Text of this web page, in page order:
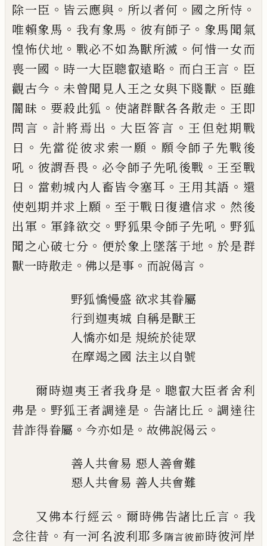
除一臣 。 皆云應與 。 所以者何 。 國之所恃 。
唯賴象馬 。 我有象馬 。 彼有師子 。 象馬聞氣
惶怖伏地 。 戰必不如為獸所滅 。何惜一女而
喪一國 。 時一大臣聰叡遠略 。 而白王言 。 臣
觀古今 。 未曾聞見人王之女與下賤獸 。 臣雖
闇昧 。 要殺此狐 。 使諸群獸各各散走 。 王即
問言 。 計將焉出 。 大臣答言 。 王但尅期戰
日 。 先當從彼求索一願 。 願令師子先戰後
吼 。 彼謂吾畏 。 必令師子先吼後戰 。 王至戰
日 。 當勅城內人畜皆令塞耳 。 王用其語 。 還
使剋期并求上願 。 至于戰日復遣信求 。 然後
出軍 。 軍鋒欲交 。 野狐果令師子先吼 。 野狐
聞之心破七分 。 便於象上墜落于地 。 於是群
獸一時散走 。 佛以是事 。 而說偈言 。
野狐憍慢盛 欲求其眷屬
行到迦夷城 自稱是獸王
人憍亦如是 規統於徒眾
在摩竭之國 法主以自號
爾時迦夷王者我身是 。聰叡大臣者舍利
弗是 。 野狐王者調達是 。 告諸比丘 。調達往
昔詐得眷屬 。 今亦如是 。 故佛說偈云 。
善人共會易 惡人善會難
惡人共會易 善人共會難
又佛本行經云 。爾時佛告諸比丘言 。 我
念往昔 。 有一河名波利耶多隋言彼節時彼河岸